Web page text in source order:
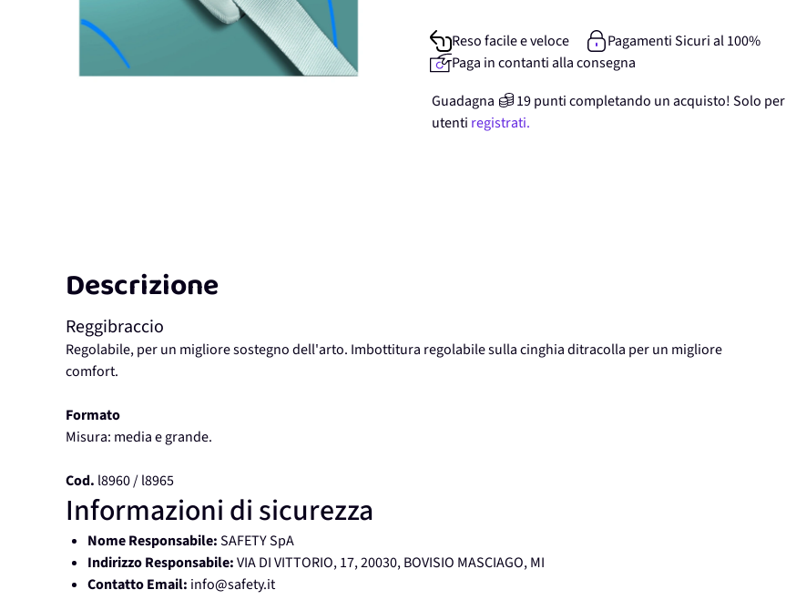
Reso facile e veloce
Pagamenti Sicuri al 100%
Paga in contanti alla consegna
Guadagna
19punticompletando un acquisto! Solo per
utenti registrati.
Descrizione
Reggibraccio
Regolabile, per un migliore sostegno dell'arto. Imbottitura regolabile sulla cinghia ditracolla per un migliore
comfort.
Formato
Misura: media e grande.
Cod. l8960 / l8965
Informazioni di sicurezza
Nome Responsabile:SAFETY SpA
Indirizzo Responsabile:VIA DI VITTORIO, 17, 20030, BOVISIO MASCIAGO, MI
Contatto Email: info@safety.it